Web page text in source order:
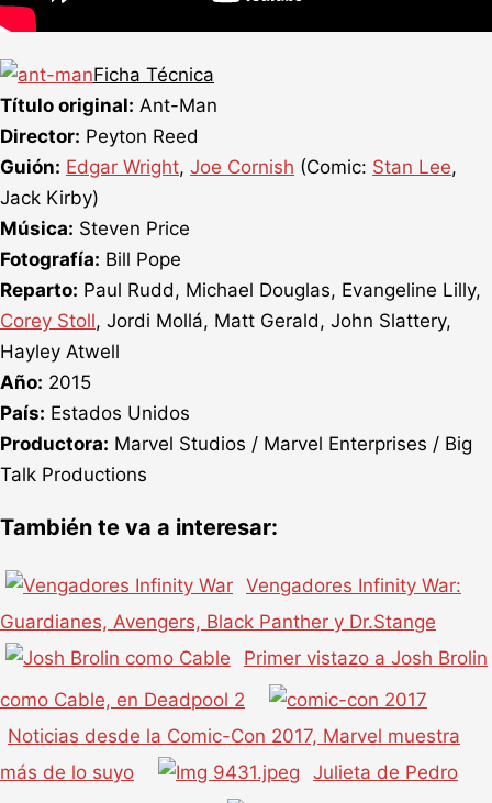
Ficha Técnica
Título original: Ant-Man
Director: Peyton Reed
Guión: Edgar Wright, Joe Cornish (Comic: Stan Lee,
Jack Kirby)
Música: Steven Price
Fotografía: Bill Pope
Reparto: Paul Rudd, Michael Douglas, Evangeline Lilly,
Corey Stoll, Jordi Mollá, Matt Gerald, John Slattery,
Hayley Atwell
Año: 2015
País: Estados Unidos
Productora: Marvel Studios / Marvel Enterprises / Big
Talk Productions
También te va a interesar:
Vengadores Infinity War:
Guardianes, Avengers, Black Panther y Dr.Stange
Primer vistazo a Josh Brolin
como Cable, en Deadpool 2
Noticias desde la Comic-Con 2017, Marvel muestra
más de lo suyo
Julieta de Pedro